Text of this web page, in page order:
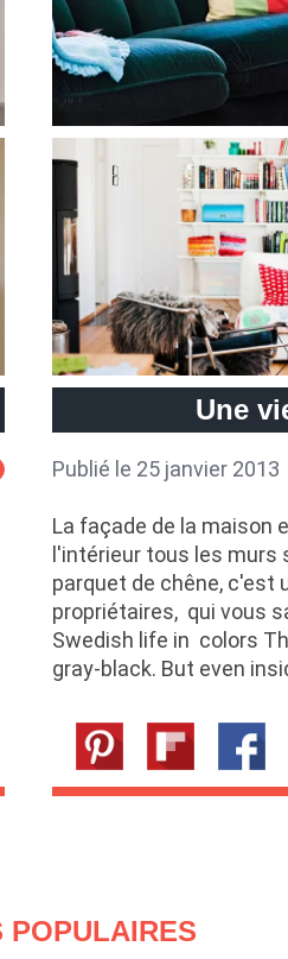
Une
Publié le 25 janvier 2013
La façade de la maison
l'intérieur tous les
parquet de chêne, c'est
propriétaires, qui vous
Swedish life in colors
gray-black. But even
POPULAIRES